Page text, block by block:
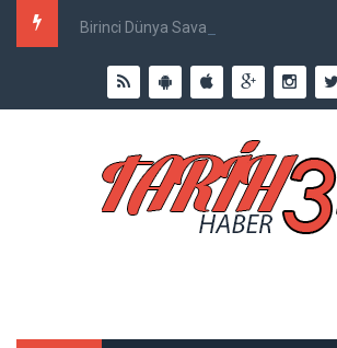
Birinci Dünya Savaşı`nda Ne Kadar